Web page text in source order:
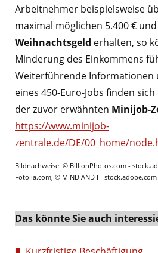
Arbeitnehmer beispielsweise
maximal möglichen 5.400 €
Weihnachtsgeld erhalten, so
Minderung des Einkommens
Weiterführende Informationen
eines 450-Euro-Jobs finden
der zuvor erwähnten Minijob-
https://www.minijob-
zentrale.de/DE/00_home/
Bildnachweise: © BillionPhotos.com -
Fotolia.com, © MIND AND I - stock.adobe.com
Das könnte Sie auch